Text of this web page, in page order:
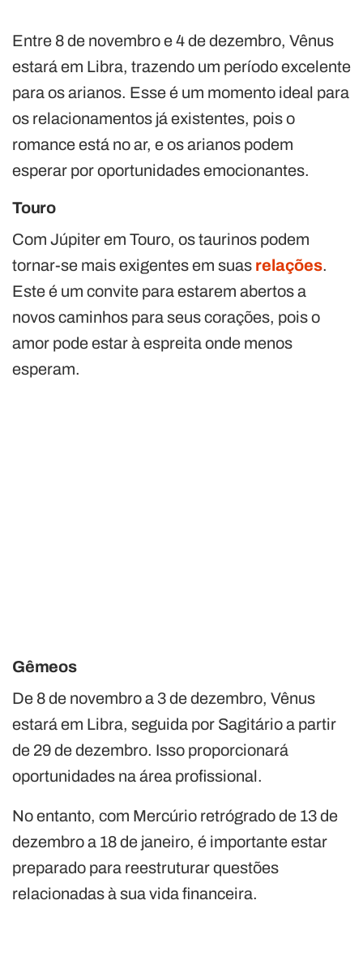
Entre 8 de novembro e 4 de dezembro, Vênus
estará em Libra, trazendo um período excelente
para os arianos. Esse é um momento ideal para
os relacionamentos já existentes, pois o
romance está no ar, e os arianos podem
esperar por oportunidades emocionantes.
Touro
Com Júpiter em Touro, os taurinos podem
tornar-se mais exigentes em suas relações.
Este é um convite para estarem abertos a
novos caminhos para seus corações, pois o
amor pode estar à espreita onde menos
esperam.
Gêmeos
De 8 de novembro a 3 de dezembro, Vênus
estará em Libra, seguida por Sagitário a partir
de 29 de dezembro. Isso proporcionará
oportunidades na área profissional.
No entanto, com Mercúrio retrógrado de 13 de
dezembro a 18 de janeiro, é importante estar
preparado para reestruturar questões
relacionadas à sua vida financeira.